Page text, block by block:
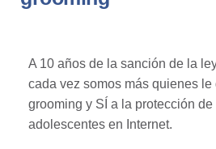
A 10 años de la sanción de la
cada vez somos más quienes le
grooming y SÍ a la protección
adolescentes en Internet.